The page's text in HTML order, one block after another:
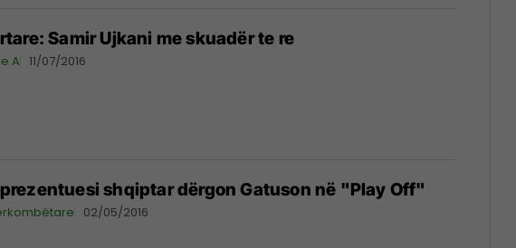
Samir Ujkani me skuadër te re
A 11/07/2016
shqiptar dërgon Gatuson në "Play Off"
02/05/2016